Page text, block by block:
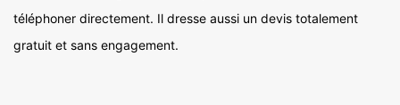
téléphoner directement. Il dresse aussi un devis totalement
gratuit et sans engagement.